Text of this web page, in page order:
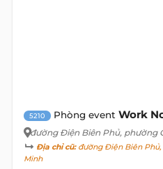
5210 Phòng event Work
đường Điện Biên Phủ, phường
Địa chỉ cũ:đường Điện Biên Phủ,
Minh